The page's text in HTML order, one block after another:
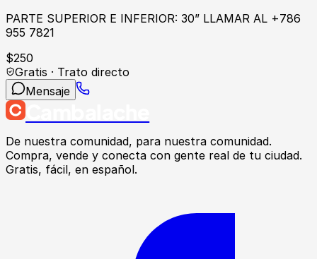
PARTE SUPERIOR E INFERIOR: 30” LLAMAR AL +786
955 7821
$250
Gratis · Trato directo
Mensaje
De nuestra comunidad, para nuestra comunidad.
Compra, vende y conecta con gente real de tu ciudad.
Gratis, fácil, en español.